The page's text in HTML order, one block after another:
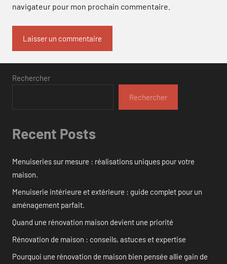
navigateur pour mon prochain commentaire.
Rechercher
Rechercher
Recent Posts
Menuiseries sur mesure : réalisations uniques pour votre
maison.
Menuiserie intérieure et extérieure : guide complet pour un
aménagement parfait.
Quand une rénovation maison devient une priorité
Rénovation de maison : conseils, astuces et expertise
Pourquoi une rénovation de maison bien pensée allie gain de